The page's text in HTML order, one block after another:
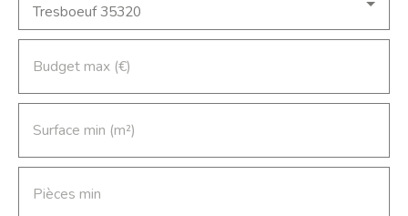
Tresboeuf 35320
Budget max (€)
Surface min (m²)
Pièces min